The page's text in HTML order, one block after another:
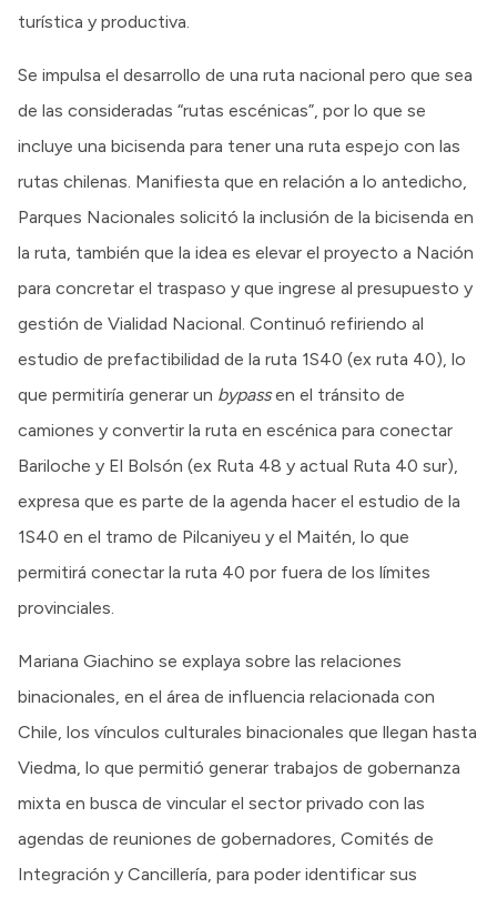
turística y productiva.
Se impulsa el desarrollo de una ruta nacional pero que sea
de las consideradas “rutas escénicas”, por lo que se
incluye una bicisenda para tener una ruta espejo con las
rutas chilenas. Manifiesta que en relación a lo antedicho,
Parques Nacionales solicitó la inclusión de la bicisenda en
la ruta, también que la idea es elevar el proyecto a Nación
para concretar el traspaso y que ingrese al presupuesto y
gestión de Vialidad Nacional. Continuó refiriendo al
estudio de prefactibilidad de la ruta 1S40 (ex ruta 40), lo
que permitiría generar un bypassen el tránsito de
camiones y convertir la ruta en escénica para conectar
Bariloche y El Bolsón (ex Ruta 48 y actual Ruta 40 sur),
expresa que es parte de la agenda hacer el estudio de la
1S40 en el tramo de Pilcaniyeu y el Maitén, lo que
permitirá conectar la ruta 40 por fuera de los límites
provinciales.
Mariana Giachino se explaya sobre las relaciones
binacionales, en el área de influencia relacionada con
Chile, los vínculos culturales binacionales que llegan hasta
Viedma, lo que permitió generar trabajos de gobernanza
mixta en busca de vincular el sector privado con las
agendas de reuniones de gobernadores, Comités de
Integración y Cancillería, para poder identificar sus